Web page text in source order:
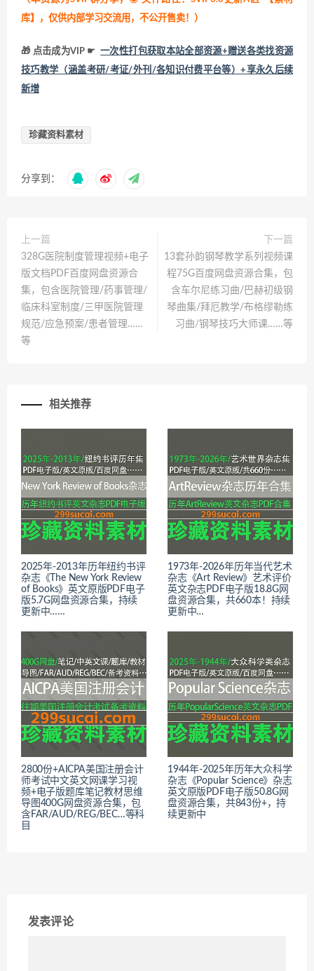
库】，仅供内部学习交流用，不公开售卖！ ）
🎁 点击成为VIP ☛ 一次性打包获取本站全部资源+赠送各类找资源
技巧教学（涵盖考研/考证/外刊/各知识付费平台等）+享永久后续
新增
珍藏资料素材
分享到：
上一篇
328G医院制度管理视频+电子
版文档PDF百度网盘资源合
集，包含医院管理/药事管理/
临床科室制度/三甲医院管理
规范/应急预案/患者管理……
等
下一篇
13套孙韵钢琴教学系列视频课
程75G百度网盘资源合集，包
含车尔尼练习曲/巴赫初级钢
琴曲集/拜厄教学/布格缪勒练
习曲/钢琴技巧大师课……等
相关推荐
2025年-2013年历年纽约书评
杂志《The New York Review
of Books》英文原版PDF电子
版5.7G网盘资源合集，持续
更新中……
1973年-2026年历年当代艺术
杂志《Art Review》艺术评价
英文杂志PDF电子版18.8G网
盘资源合集，共660本！持续
更新中…
2800份+AICPA美国注册会计
师考试中文英文网课学习视
频+电子版题库笔记教材思维
导图400G网盘资源合集，包
含FAR/AUD/REG/BEC…等科
目
1944年-2025年历年大众科学
杂志《Popular Science》杂志
英文原版PDF电子版50.8G网
盘资源合集，共843份+，持
续更新中
发表评论